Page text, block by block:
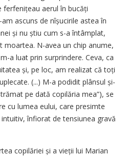
ferfenițeau aerul în bucăți
ascuns de nîșucirile astea în
și nu știu cum s-a întâmplat,
moartea. N-avea un chip anume,
a luat prin surprindere. Ceva, ca
și, pe loc, am realizat că toți
(...) M-a podidit plânsul și-
pe dată copilăria mea”), se
cu lumea eului, care presimte
înfiorat de tensiunea gravă
copilăriei și a vieții lui Marian